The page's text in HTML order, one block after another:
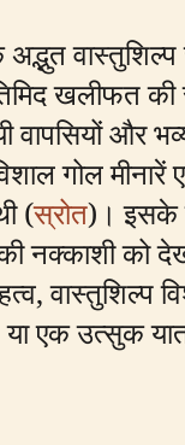
वास्तुशिल्प
खलीफत
और
गोल
(स्रोत)। इसके
नक्काशी को
वास्तुशिल्प
या एक उत्सुक